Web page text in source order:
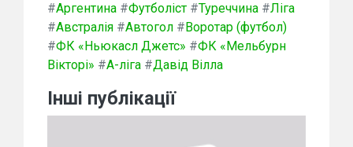
#Аргентина #Футболіст #Туреччина #Ліга
#Австралія #Автогол #Воротар (футбол)
#ФК «Ньюкасл Джетс» #ФК «Мельбурн
Вікторі» #А-ліга #Давід Вілла
Інші публікації